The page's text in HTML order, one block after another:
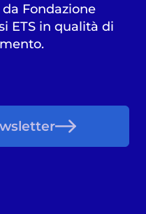
da Fondazione
ETS in qualità di